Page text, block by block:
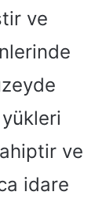
ve
ve
idare